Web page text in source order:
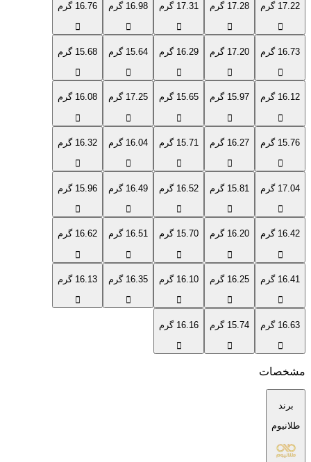
17.22 گرم 17.28 گرم 17.31 گرم 16.98 گرم 16.76 گرم
16.73 گرم 17.20 گرم 16.29 گرم 15.64 گرم 15.68 گرم
16.12 گرم 15.97 گرم 15.65 گرم 17.25 گرم 16.08 گرم
15.76 گرم 16.27 گرم 15.71 گرم 16.04 گرم 16.32 گرم
17.04 گرم 15.81 گرم 16.52 گرم 16.49 گرم 15.96 گرم
16.42 گرم 16.20 گرم 15.70 گرم 16.51 گرم 16.62 گرم
16.41 گرم 16.25 گرم 16.10 گرم 16.35 گرم 16.13 گرم
16.63 گرم 15.74 گرم 16.16 گرم
مشخصات
برند
طلانیوم